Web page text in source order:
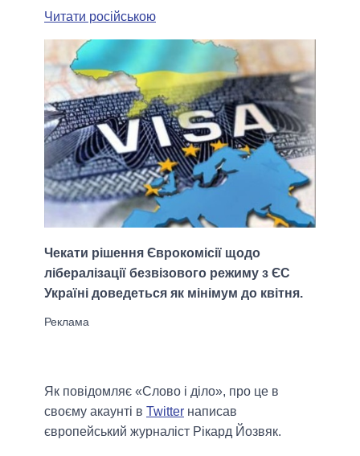
Читати російською
Чекати рішення Єврокомісії щодо
лібералізації безвізового режиму з ЄС
Україні доведеться як мінімум до квітня.
Як повідомляє «Слово і діло», про це в
своєму акаунті в Twitter написав
європейський журналіст Рікард Йозвяк.